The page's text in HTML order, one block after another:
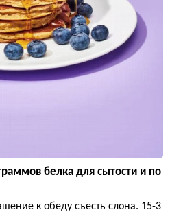
белка для сытости и по
к обеду съесть слона. 15-3